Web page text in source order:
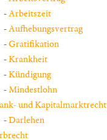
Arbeitszeit
Aufhebungsvertrag
Gratifikation
Krankheit
Kündigung
Mindestlohn
und Kapitalmarktrecht
Darlehen